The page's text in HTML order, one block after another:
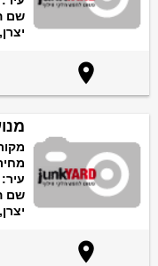
שם

עיר:
שם
